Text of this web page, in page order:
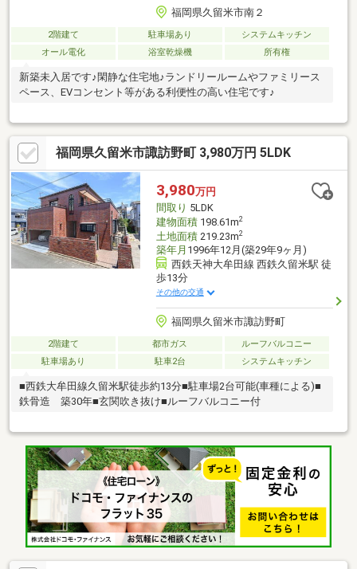
福岡県久留米市南２
2階建て 駐車場あり
システムキッチン
オール電化
浴室乾燥機 所有権
新築未入居です♪閑静な住宅地♪ランドリールームやファミリース
ペース、EVコンセント等がある利便性の高い住宅です♪
福岡県久留米市諏訪野町 3,980万円 5LDK
3,980万円
間取り 5LDK
建物面積198.61m2
土地面積219.23m2
築年月 1996年12月(築29年9ヶ月)
西鉄天神大牟田線 西鉄久留米駅 徒
歩13分
その他の交通
福岡県久留米市諏訪野町
2階建て 都市ガス
ルーフバルコニー
駐車場あり
駐車2台 システムキッチン
■西鉄大牟田線久留米駅徒歩約13分■駐車場2台可能(車種による)■
鉄骨造 築30年■玄関吹き抜け■ルーフバルコニー付